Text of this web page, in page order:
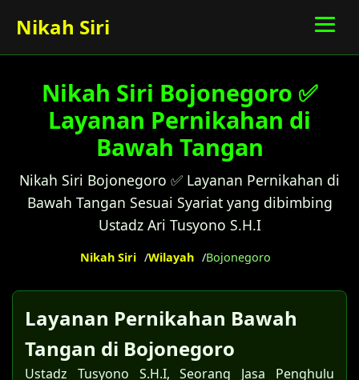
Nikah Siri
Nikah Siri Bojonegoro ✅
Layanan Pernikahan di
Bawah Tangan
Nikah Siri Bojonegoro ✅ Layanan Pernikahan di
Bawah Tangan Sesuai Syariat yang dibimbing
Ustadz Ari Tusyono S.H.I
Nikah Siri Wilayah Bojonegoro
Layanan Pernikahan Bawah
Tangan di Bojonegoro
Ustadz Tusyono S.H.I, Seorang Jasa Penghulu